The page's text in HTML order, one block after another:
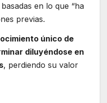
en lo que “ha
previas.
único de
diluyéndose en
, perdiendo su valor